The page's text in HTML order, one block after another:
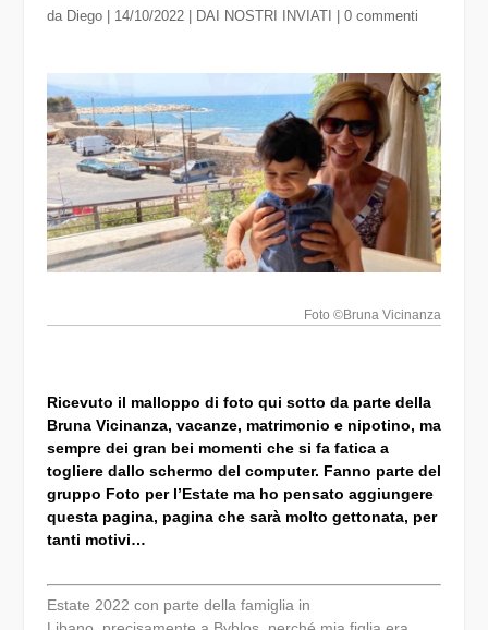
da Diego| 14/10/2022| DAI NOSTRI INVIATI 0 commenti
Foto ©Bruna Vicinanza
Ricevuto il malloppo di foto qui sotto da parte della
Bruna Vicinanza, vacanze, matrimonio e nipotino, ma
sempre dei gran bei momenti che si fa fatica a
togliere dallo schermo del computer. Fanno parte del
gruppo Foto per l’Estate ma ho pensato aggiungere
questa pagina, pagina che sarà molto gettonata, per
tanti motivi…
Estate 2022 con parte della famiglia in